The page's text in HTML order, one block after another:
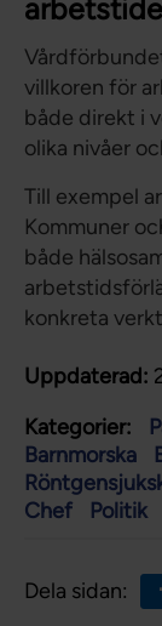
villkoren för
både direkt i
olika nivåer
Till exempel
Kommuner
både
konkreta
Uppdaterad:
Kategorier:
Barnmorska
Chef
Politik
Dela sidan: